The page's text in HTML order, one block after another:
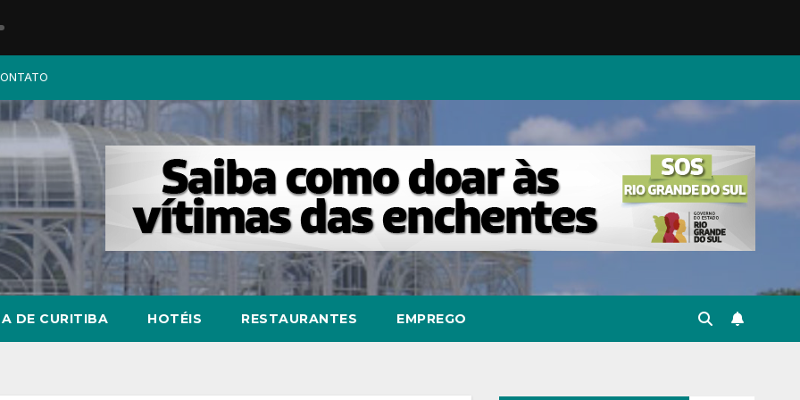
DE CURITIBA HOTÉIS RESTAURANTES EMPREGO